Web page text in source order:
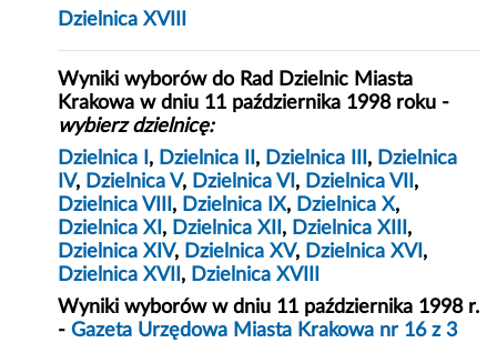
Dzielnica XVIII
Wyniki wyborów do Rad Dzielnic Miasta
Krakowa w dniu 11 października 1998 roku -
wybierz dzielnicę:
Dzielnica I , Dzielnica II , Dzielnica III , Dzielnica
IV, Dzielnica V, Dzielnica VI , Dzielnica VII ,
Dzielnica VIII , Dzielnica IX, Dzielnica X,
Dzielnica XI , Dzielnica XII , Dzielnica XIII ,
Dzielnica XIV, Dzielnica XV, Dzielnica XVI ,
Dzielnica XVII , Dzielnica XVIII
Wyniki wyborów w dniu 11 października 1998 r.
-Gazeta Urzędowa Miasta Krakowa nr 16 z 3